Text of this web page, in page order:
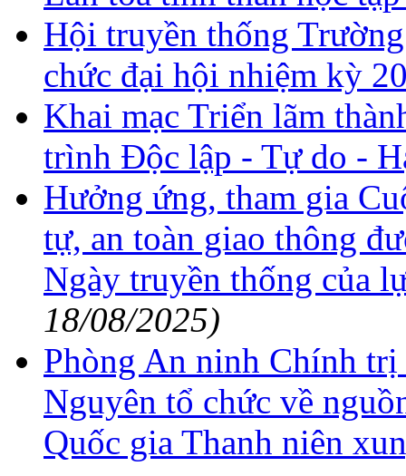
Hội truyền thống
chức đại hội nhiệm kỳ
Khai mạc Triển lãm
trình Độc lập - Tự do -
Hưởng ứng, tham gia
tự, an toàn giao thông
Ngày truyền thống của
18/08/2025)
Phòng An ninh Chính
Nguyên tổ chức về
Quốc gia Thanh niên